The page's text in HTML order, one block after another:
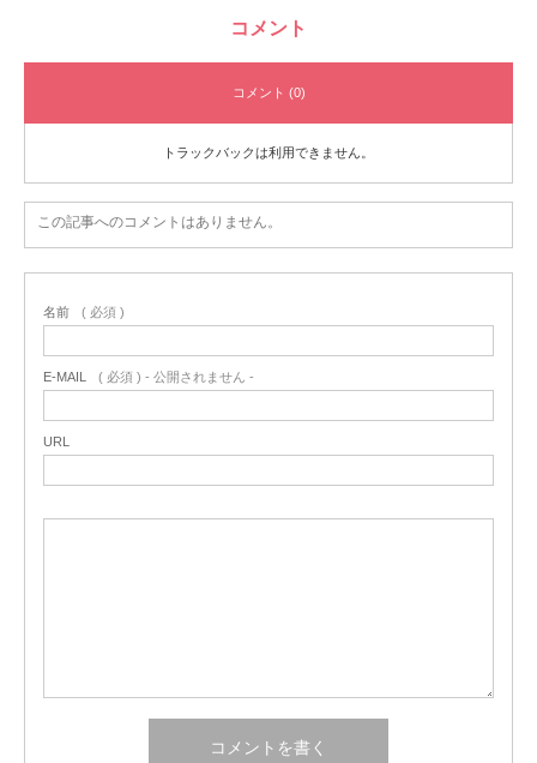
コメント
コメント (0)
トラックバックは利用できません。
この記事へのコメントはありません。
名前 ( 必須 )
E-MAIL ( 必須 ) - 公開されません -
URL